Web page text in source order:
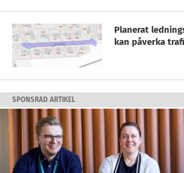
Planerat
kan påverka
SPONSRAD ARTIKEL